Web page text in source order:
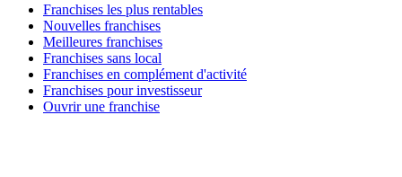
Franchises les plus rentables
Nouvelles franchises
Meilleures franchises
Franchises sans local
Franchises en complément d'activité
Franchises pour investisseur
Ouvrir une franchise